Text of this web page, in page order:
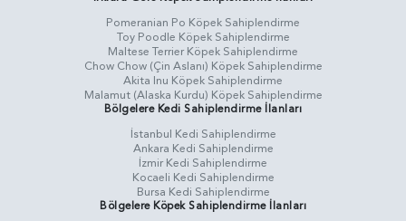
Pomeranian Po Köpek Sahiplendirme
Toy Poodle Köpek Sahiplendirme
Maltese Terrier Köpek Sahiplendirme
Chow Chow (Çin Aslanı) Köpek Sahiplendirme
Akita Inu Köpek Sahiplendirme
Malamut (Alaska Kurdu) Köpek Sahiplendirme
Bölgelere Kedi Sahiplendirme İlanları
İstanbul Kedi Sahiplendirme
Ankara Kedi Sahiplendirme
İzmir Kedi Sahiplendirme
Kocaeli Kedi Sahiplendirme
Bursa Kedi Sahiplendirme
Bölgelere Köpek Sahiplendirme İlanları